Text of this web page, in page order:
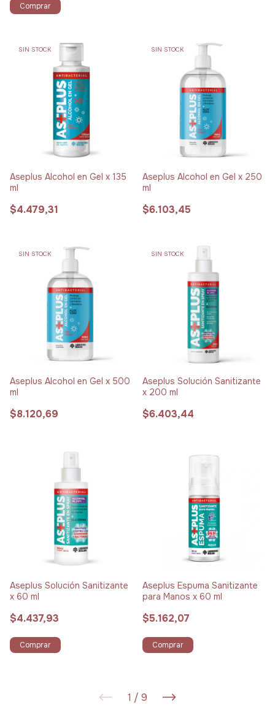
Comprar
SIN STOCK
Aseplus Alcohol en Gel x 135
ml
$4.479,31
SIN STOCK
Aseplus Alcohol en Gel x 250
ml
$6.103,45
SIN STOCK
Aseplus Alcohol en Gel x 500
ml
$8.120,69
SIN STOCK
Aseplus Solución Sanitizante
x 200 ml
$6.403,44
Aseplus Solución Sanitizante
x 60 ml
$4.437,93
Comprar
Aseplus Espuma Sanitizante
para Manos x 60 ml
$5.162,07
Comprar
1 / 9